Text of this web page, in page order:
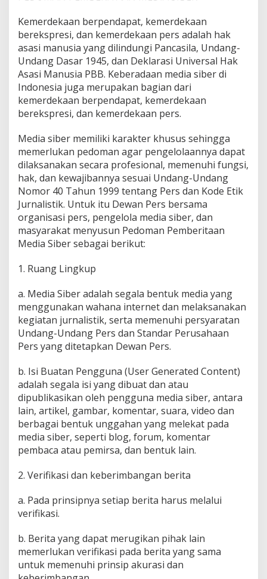
D
E
S
E
B
E
R
0
1
9
E
Y
A
C
O
G
A
Kemerdekaan berpendapat, kemerdekaan
berekspresi, dan kemerdekaan pers adalah hak
asasi manusia yang dilindungi Pancasila, Undang-
Undang Dasar 1945, dan Deklarasi Universal Hak
Asasi Manusia PBB. Keberadaan media siber di
Indonesia juga merupakan bagian dari
kemerdekaan berpendapat, kemerdekaan
berekspresi, dan kemerdekaan pers.
Media siber memiliki karakter khusus sehingga
memerlukan pedoman agar pengelolaannya dapat
dilaksanakan secara profesional, memenuhi fungsi,
hak, dan kewajibannya sesuai Undang-Undang
Nomor 40 Tahun 1999 tentang Pers dan Kode Etik
Jurnalistik. Untuk itu Dewan Pers bersama
organisasi pers, pengelola media siber, dan
masyarakat menyusun Pedoman Pemberitaan
Media Siber sebagai berikut:
1. Ruang Lingkup
a. Media Siber adalah segala bentuk media yang
menggunakan wahana internet dan melaksanakan
kegiatan jurnalistik, serta memenuhi persyaratan
Undang-Undang Pers dan Standar Perusahaan
Pers yang ditetapkan Dewan Pers.
b. Isi Buatan Pengguna (User Generated Content)
adalah segala isi yang dibuat dan atau
dipublikasikan oleh pengguna media siber, antara
lain, artikel, gambar, komentar, suara, video dan
berbagai bentuk unggahan yang melekat pada
media siber, seperti blog, forum, komentar
pembaca atau pemirsa, dan bentuk lain.
2. Verifikasi dan keberimbangan berita
a. Pada prinsipnya setiap berita harus melalui
verifikasi.
b. Berita yang dapat merugikan pihak lain
memerlukan verifikasi pada berita yang sama
untuk memenuhi prinsip akurasi dan